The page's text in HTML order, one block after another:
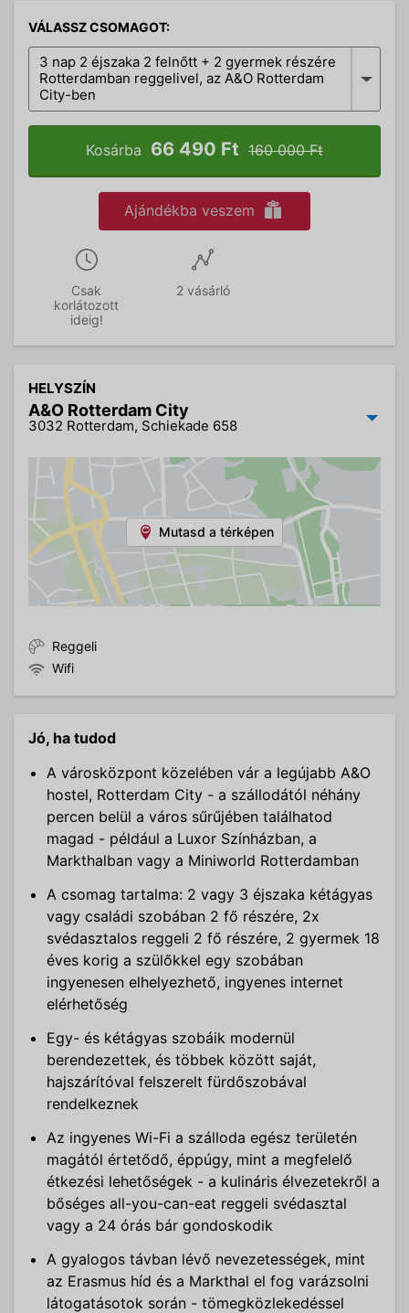
VÁLASSZ CSOMAGOT:
3 nap 2 éjszaka 2 felnőtt + 2 gyermek részére
Rotterdamban reggelivel, az A&O Rotterdam
City-ben
Kosárba 66 490 Ft 160 000 Ft
Ajándékba veszem
Csak
korlátozott
ideig!
2 vásárló
HELYSZÍN
A&O Rotterdam City
3032 Rotterdam, Schiekade 658
Mutasd a térképen
Reggeli
Wifi
Jó, ha tudod
A városközpont közelében vár a legújabb A&O
hostel, Rotterdam City - a szállodától néhány
percen belül a város sűrűjében találhatod
magad - például a Luxor Színházban, a
Markthalban vagy a Miniworld Rotterdamban
A csomag tartalma: 2 vagy 3 éjszaka kétágyas
vagy családi szobában 2 fő részére, 2x
svédasztalos reggeli 2 fő részére, 2 gyermek 18
éves korig a szülőkkel egy szobában
ingyenesen elhelyezhető, ingyenes internet
elérhetőség
Egy- és kétágyas szobáik modernül
berendezettek, és többek között saját,
hajszárítóval felszerelt fürdőszobával
rendelkeznek
Az ingyenes Wi-Fi a szálloda egész területén
magától értetődő, éppúgy, mint a megfelelő
étkezési lehetőségek - a kulináris élvezetekről a
bőséges all-you-can-eat reggeli svédasztal
vagy a 24 órás bár gondoskodik
A gyalogos távban lévő nevezetességek, mint
az Erasmus híd és a Markthal el fog varázsolni
látogatásotok során - tömegközlekedéssel